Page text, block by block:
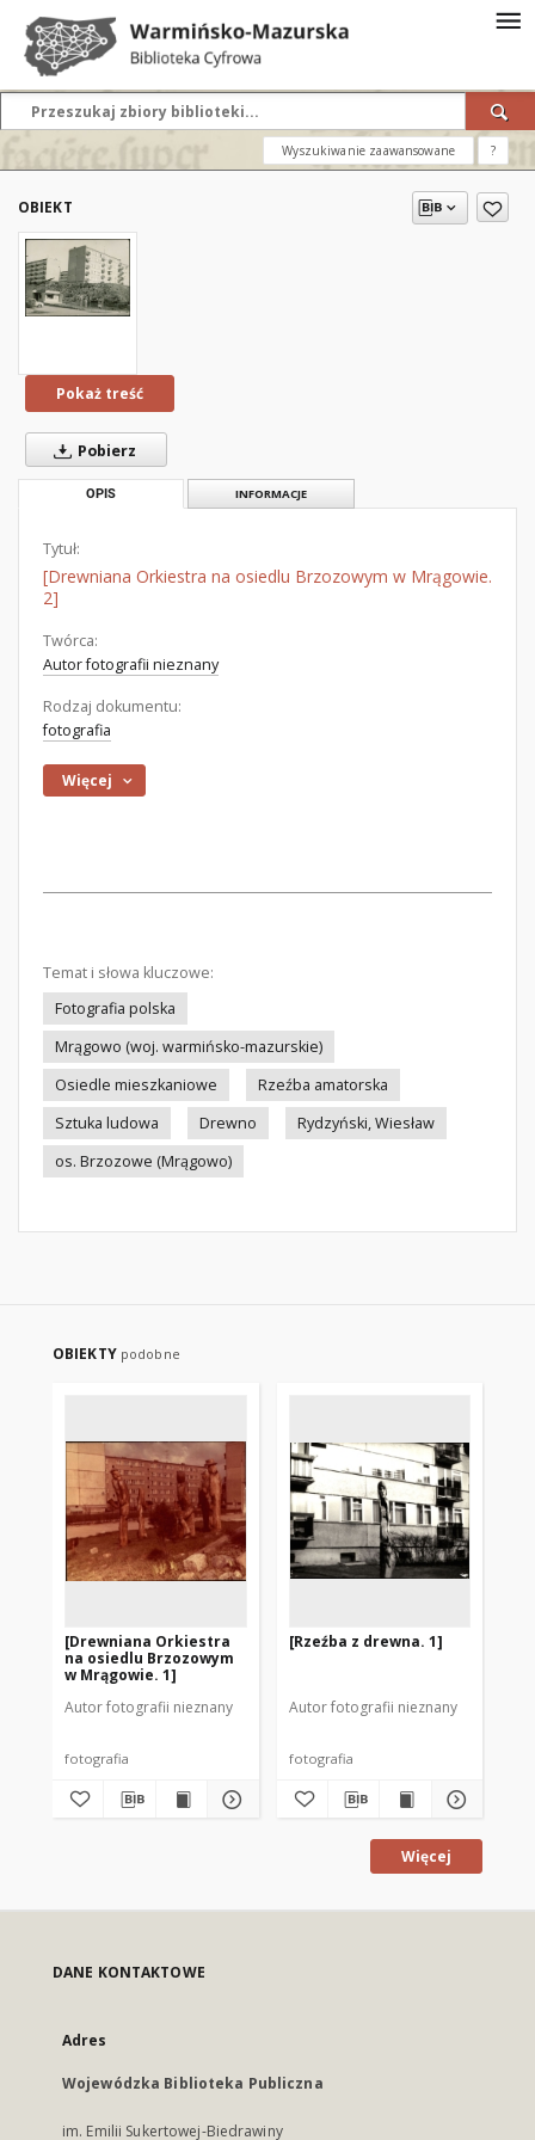
Wyszukiwanie zaawansowane ?
OBIEKT
Pokaż treść
Pobierz
OPIS INFORMACJE
Tytuł:
[Drewniana Orkiestra na osiedlu Brzozowym w Mrągowie.
2]
Twórca:
Autor fotografii nieznany
Rodzaj dokumentu:
fotografia
Więcej
Temat i słowa kluczowe:
Fotografia polska
Mrągowo (woj. warmińsko-mazurskie)
Osiedle mieszkaniowe
Rzeźba amatorska
Sztuka ludowa
Drewno
Rydzyński, Wiesław
os. Brzozowe (Mrągowo)
OBIEKTY podobne
[Drewniana Orkiestra
na osiedlu Brzozowym
w Mrągowie. 1]
Autor fotografii nieznany
fotografia
[Rzeźba z drewna. 1]
Autor fotografii nieznany
fotografia
Więcej
DANE KONTAKTOWE
Adres
Wojewódzka Biblioteka Publiczna
im. Emilii Sukertowej-Biedrawiny